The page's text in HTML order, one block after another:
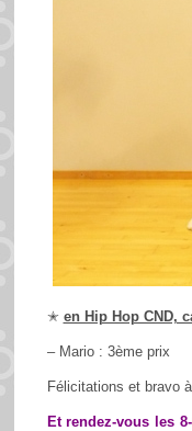
✭ en Hip Hop CND,
– Mario : 3ème prix
Félicitations et bravo
Et rendez-vous les